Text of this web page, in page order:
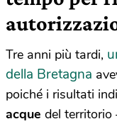
Tre anni più tardi,
della Bretagna
poiché i risultati
acque del territorio